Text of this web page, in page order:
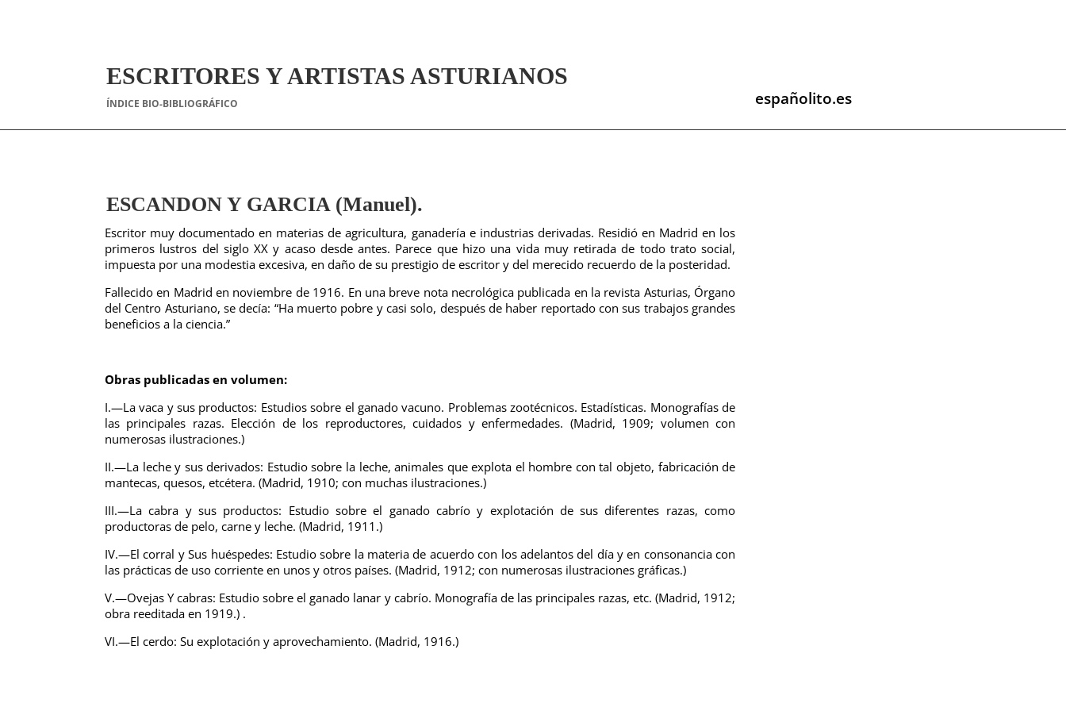
ESCRITORES Y ARTISTAS ASTURIANOS
ÍNDICE BIO-BIBLIOGRÁFICO españolito.es
ESCANDON Y GARCIA (Manuel).
Escritor muy documentado en materias de agricultura, ganadería e industrias derivadas. Residió en Madrid en los
primeros lustros del siglo XX y acaso desde antes. Parece que hizo una vida muy retirada de todo trato social,
impuesta por una modestia excesiva, en daño de su prestigio de escritor y del merecido recuerdo de la posteridad.
Fallecido en Madrid en noviembre de 1916. En una breve nota necrológica publicada en la revista Asturias, Órgano
del Centro Asturiano, se decía: “Ha muerto pobre y casi solo, después de haber reportado con sus trabajos grandes
beneficios a la ciencia.”
Obras publicadas en volumen:
I.—La vaca y sus productos: Estudios sobre el ganado vacuno. Problemas zootécnicos. Estadísticas. Monografías de
las principales razas. Elección de los reproductores, cuidados y enfermedades. (Madrid, 1909; volumen con
numerosas ilustraciones.)
II.—La leche y sus derivados: Estudio sobre la leche, animales que explota el hombre con tal objeto, fabricación de
mantecas, quesos, etcétera. (Madrid, 1910; con muchas ilustraciones.)
III.—La cabra y sus productos: Estudio sobre el ganado cabrío y explotación de sus diferentes razas, como
productoras de pelo, carne y leche. (Madrid, 1911.)
IV.—El corral y Sus huéspedes: Estudio sobre la materia de acuerdo con los adelantos del día y en consonancia con
las prácticas de uso corriente en unos y otros países. (Madrid, 1912; con numerosas ilustraciones gráficas.)
V.—Ovejas Y cabras: Estudio sobre el ganado lanar y cabrío. Monografía de las principales razas, etc. (Madrid, 1912;
obra reeditada en 1919.) .
VI.—El cerdo: Su explotación y aprovechamiento. (Madrid, 1916.)